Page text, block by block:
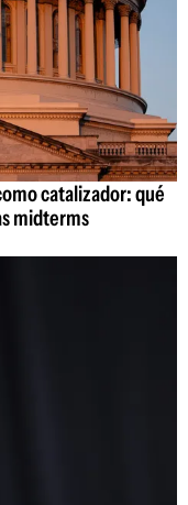
catalizador: qué
midterms